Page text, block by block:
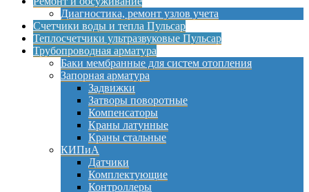
Диагностика, ремонт узлов учета
Счетчики воды и тепла Пульсар
Теплосчетчики ультразвуковые Пульсар
Трубопроводная арматура
Баки мембранные для систем отопления
Запорная арматура
Задвижки
Затворы поворотные
Компенсаторы
Краны латунные
Краны стальные
КИПиА
Датчики
Комплектующие
Контроллеры